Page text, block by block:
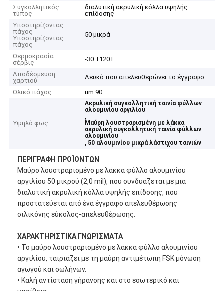
Συγκολλητικός
τύπος
διαλυτική ακρυλική κόλλα υψηλής
επίδοσης
Υποστηρίζοντας
πάχος
Υποστηρίζοντας
πάχος
50 μικρά
Θερμοκρασία
σέρβις
-30 +120 Γ
Αποδέσμευση
χαρτιού
Λευκό που απελευθερώνει το έγγραφο
Ολικό πάχος
um 90
Υψηλό φως:
Ακρυλική συγκολλητική ταινία φύλλων
αλουμινίου αργιλίου
,
Μαύρη λουστραρισμένη με λάκκα
ακρυλική συγκολλητική ταινία φύλλων
αλουμινίου
, 50 αλουμινίου μικρά λάστιχου ταινιών
ΠΕΡΙΓΡΑΦΗ ΠΡΟΪΟΝΤΩΝ
Μαύρο λουστραρισμένο με λάκκα φύλλο αλουμινίου
αργιλίου 50 μικρού (2,0 mil), που συνδυάζεται με μια
διαλυτική ακρυλική κόλλα υψηλής επίδοσης, που
προστατεύεται από ένα έγγραφο απελευθέρωσης
σιλικόνης εύκολος-απελευθέρωσης.
ΧΑΡΑΚΤΗΡΙΣΤΙΚΑ ΓΝΩΡΊΣΜΑΤΑ
• Το μαύρο λουστραρισμένο με λάκκα φύλλο αλουμινίου
αργιλίου, ταιριάζει με τη μαύρη αντιμέτωπη FSK μόνωση
αγωγού και σωλήνων.
• Καλή αντίσταση γήρανσης και στο εσωτερικό και